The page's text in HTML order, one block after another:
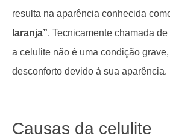
resulta na aparência conhecida
laranja”. Tecnicamente chamada
a celulite não é uma condição
desconforto devido à sua aparência.
Causas da celulite